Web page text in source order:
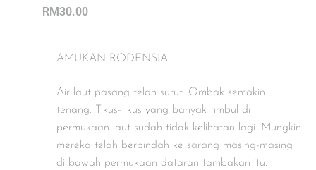
RM30.00
AMUKAN RODENSIA
Air laut pasang telah surut. Ombak semakin
tenang. Tikus-tikus yang banyak timbul di
permukaan laut sudah tidak kelihatan lagi. Mungkin
mereka telah berpindah ke sarang masing-masing
di bawah permukaan dataran tambakan itu.